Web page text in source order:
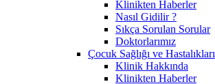
Klinikten Haberler
Nasıl Gidilir ?
Sıkça Sorulan Sorular
Doktorlarımız
Çocuk Sağlığı ve Hastalıkları
Klinik Hakkında
Klinikten Haberler